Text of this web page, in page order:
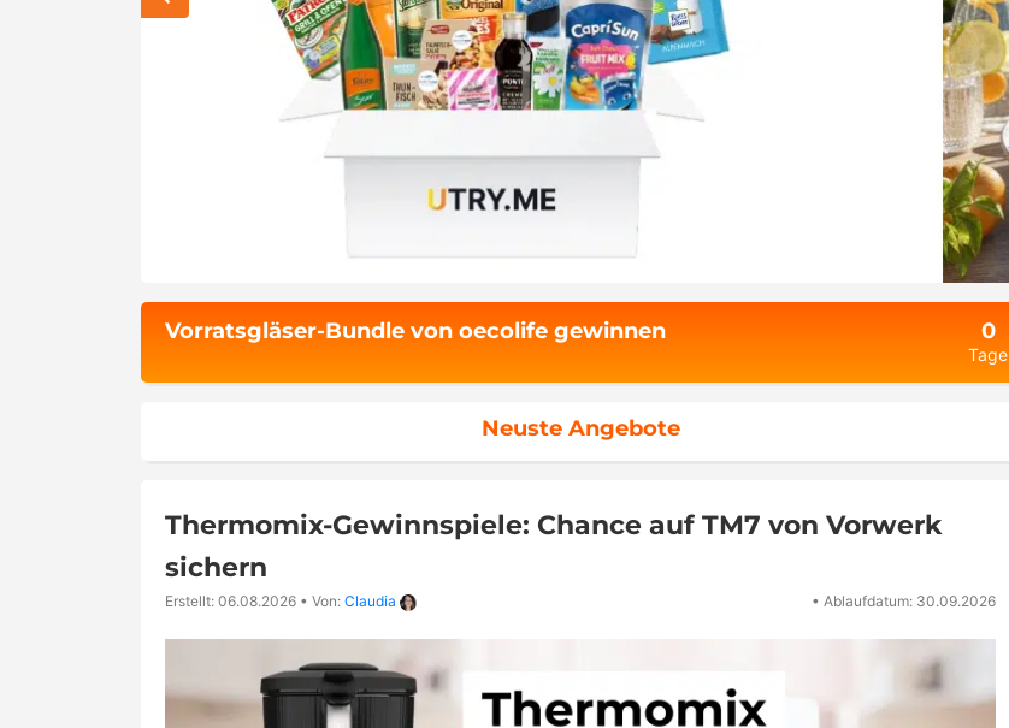
Vorratsgläser-Bundle von oecolife gewinnen 0
Tage
Neuste Angebote
Thermomix-Gewinnspiele: Chance auf TM7 von Vorwerk
sichern
Erstellt: 06.08.2026 • Von: Claudia • Ablaufdatum: 30.09.2026